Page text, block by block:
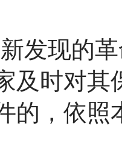
发现的
及时对
的，依